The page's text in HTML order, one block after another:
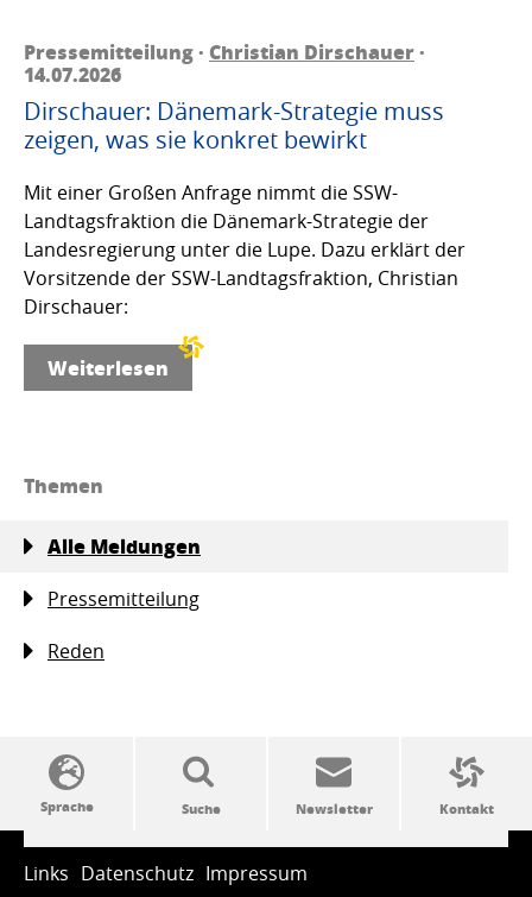
Pressemitteilung · Christian Dirschauer·
14.07.2026
Dirschauer: Dänemark-Strategie muss
zeigen, was sie konkret bewirkt
Mit einer Großen Anfrage nimmt die SSW-
Landtagsfraktion die Dänemark-Strategie der
Landesregierung unter die Lupe. Dazu erklärt der
Vorsitzende der SSW-Landtagsfraktion, Christian
Dirschauer:
Weiterlesen
Themen
Alle Meldungen
Pressemitteilung
Reden
SSW-Politik von A bis Z
Links Datenschutz Impressum